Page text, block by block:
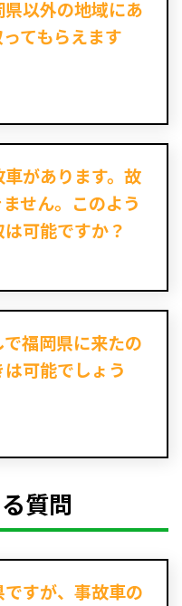
以外の地域にあ
てもらえます
があります。故
せん。このよう
可能ですか？
福岡県に来たの
可能でしょう
質問
すが、事故車の